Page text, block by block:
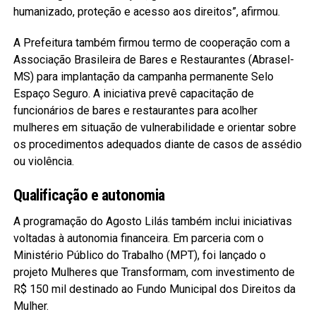
humanizado, proteção e acesso aos direitos”, afirmou.
A Prefeitura também firmou termo de cooperação com a
Associação Brasileira de Bares e Restaurantes (Abrasel-
MS) para implantação da campanha permanente Selo
Espaço Seguro. A iniciativa prevê capacitação de
funcionários de bares e restaurantes para acolher
mulheres em situação de vulnerabilidade e orientar sobre
os procedimentos adequados diante de casos de assédio
ou violência.
Qualificação e autonomia
A programação do Agosto Lilás também inclui iniciativas
voltadas à autonomia financeira. Em parceria com o
Ministério Público do Trabalho (MPT), foi lançado o
projeto Mulheres que Transformam, com investimento de
R$ 150 mil destinado ao Fundo Municipal dos Direitos da
Mulher.